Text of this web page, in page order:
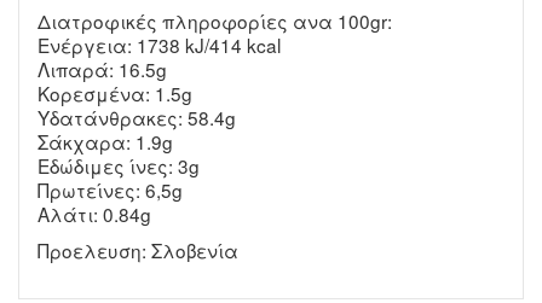
Διατροφικές πληροφορίες ανα 100gr:
Ενέργεια: 1738 kJ/414 kcal
Λιπαρά: 16.5g
Κορεσμένα: 1.5g
Υδατάνθρακες: 58.4g
Σάκχαρα: 1.9g
Εδώδιμες ίνες: 3g
Πρωτείνες: 6,5g
Αλάτι: 0.84g
Προελευση: Σλοβενία